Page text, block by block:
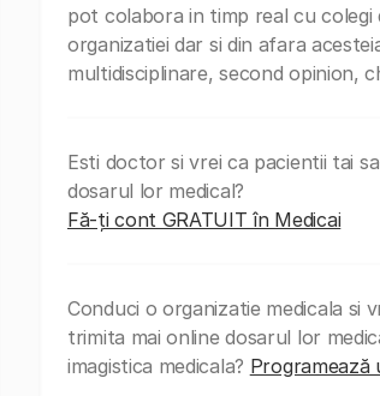
pot colabora in timp real cu colegi
organizatiei dar si din afara
multidisciplinare, second opinion,
Esti doctor si vrei ca pacientii tai
dosarul lor medical?
Fă-ți cont GRATUIT în Medicai
Conduci o organizatie medicala si
trimita mai online dosarul lor
imagistica medicala? Programează